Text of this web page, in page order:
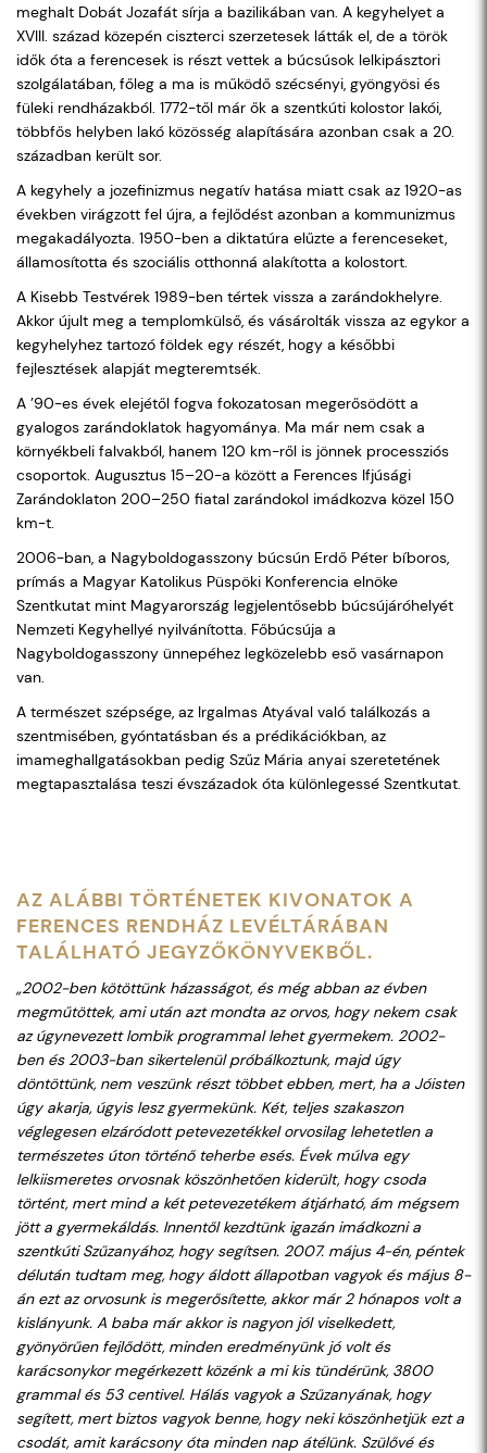
meghalt Dobát Jozafát sírja a bazilikában van. A kegyhelyet a
XVIII. század közepén ciszterci szerzetesek látták el, de a török
idők óta a ferencesek is részt vettek a búcsúsok lelkipásztori
szolgálatában, főleg a ma is működő szécsényi, gyöngyösi és
füleki rendházakból. 1772-től már ők a szentkúti kolostor lakói,
többfős helyben lakó közösség alapítására azonban csak a 20.
században került sor.
A kegyhely a jozefinizmus negatív hatása miatt csak az 1920-as
években virágzott fel újra, a fejlődést azonban a kommunizmus
megakadályozta. 1950-ben a diktatúra elűzte a ferenceseket,
államosította és szociális otthonná alakította a kolostort.
A Kisebb Testvérek 1989-ben tértek vissza a zarándokhelyre.
Akkor újult meg a templomkülső, és vásárolták vissza az egykor a
kegyhelyhez tartozó földek egy részét, hogy a későbbi
fejlesztések alapját megteremtsék.
A ’90-es évek elejétől fogva fokozatosan megerősödött a
gyalogos zarándoklatok hagyománya. Ma már nem csak a
környékbeli falvakból, hanem 120 km-ről is jönnek processziós
csoportok. Augusztus 15–20-a között a Ferences Ifjúsági
Zarándoklaton 200–250 fiatal zarándokol imádkozva közel 150
km-t.
2006-ban, a Nagyboldogasszony búcsún Erdő Péter bíboros,
prímás a Magyar Katolikus Püspöki Konferencia elnöke
Szentkutat mint Magyarország legjelentősebb búcsújáróhelyét
Nemzeti Kegyhellyé nyilvánította. Főbúcsúja a
Nagyboldogasszony ünnepéhez legközelebb eső vasárnapon
van.
A természet szépsége, az Irgalmas Atyával való találkozás a
szentmisében, gyóntatásban és a prédikációkban, az
imameghallgatásokban pedig Szűz Mária anyai szeretetének
megtapasztalása teszi évszázadok óta különlegessé Szentkutat.
AZ ALÁBBI TÖRTÉNETEK KIVONATOK A
FERENCES RENDHÁZ LEVÉLTÁRÁBAN
TALÁLHATÓ JEGYZŐKÖNYVEKBŐL.
„2002-ben kötöttünk házasságot, és még abban az évben
megműtöttek, ami után azt mondta az orvos, hogy nekem csak
az úgynevezett lombik programmal lehet gyermekem. 2002-
ben és 2003-ban sikertelenül próbálkoztunk, majd úgy
döntöttünk, nem veszünk részt többet ebben, mert, ha a Jóisten
úgy akarja, úgyis lesz gyermekünk. Két, teljes szakaszon
véglegesen elzáródott petevezetékkel orvosilag lehetetlen a
természetes úton történő teherbe esés. Évek múlva egy
lelkiismeretes orvosnak köszönhetően kiderült, hogy csoda
történt, mert mind a két petevezetékem átjárható, ám mégsem
jött a gyermekáldás. Innentől kezdtünk igazán imádkozni a
szentkúti Szűzanyához, hogy segítsen. 2007. május 4-én, péntek
délután tudtam meg, hogy áldott állapotban vagyok és május 8-
án ezt az orvosunk is megerősítette, akkor már 2 hónapos volt a
kislányunk. A baba már akkor is nagyon jól viselkedett,
gyönyörűen fejlődött, minden eredményünk jó volt és
karácsonykor megérkezett közénk a mi kis tündérünk, 3800
grammal és 53 centivel. Hálás vagyok a Szűzanyának, hogy
segített, mert biztos vagyok benne, hogy neki köszönhetjük ezt a
csodát, amit karácsony óta minden nap átélünk. Szülővé és